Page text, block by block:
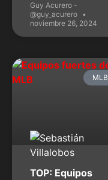
Guy Acurero -
@guy_acurero
noviembre 26, 2024
MLB
TOP: Equipos